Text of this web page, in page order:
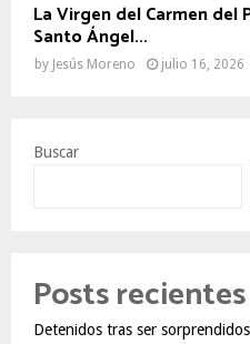
La Virgen del Carmen del
Santo Ángel...
by Jesús Moreno julio 16, 2026
Buscar
Posts recientes
Detenidos tras ser